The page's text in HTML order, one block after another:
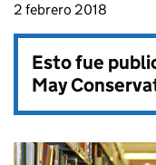
2 febrero 2018
Esto fue
May